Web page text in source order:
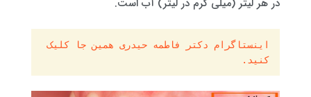
در هر لیتر (میلی گرم در لیتر) آب است.
اینستاگرام دکتر فاطمه حیدری همین جا کلیک
کنید.